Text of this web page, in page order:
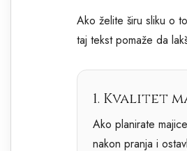
Ako želite širu sliku o
taj tekst pomaže da
1. Kvalitet
Ako planirate
nakon pranja i